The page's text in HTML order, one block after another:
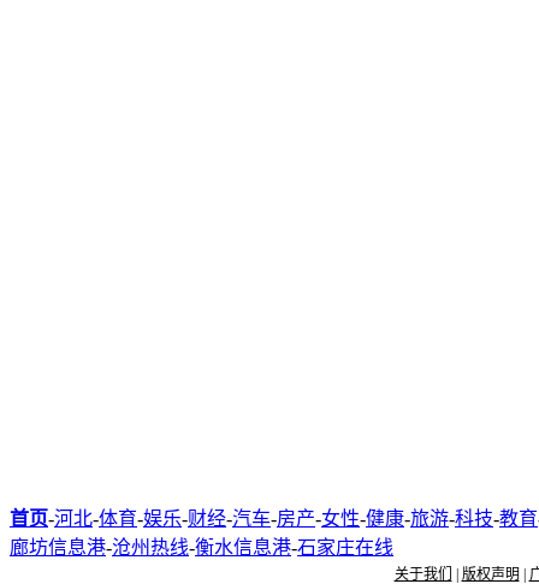
首页-河北-体育-娱乐-财经-汽车-房产-女性-健康-旅游-科技-教育
廊坊信息港-沧州热线-衡水信息港-石家庄在线
关于我们 | 版权声明 |